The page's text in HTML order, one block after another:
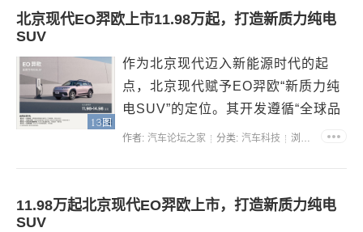
连续多个月力压“蔚小理”三个车企，
北京现代EO羿欧上市11.98万起，打造新质力纯电
SUV
13图
作为北京现代迈入新能源时代的起
点，北京现代赋予EO羿欧“新质力纯
电SUV”的定位。其开发遵循“全球品
质+中国技术”的核心路径，延续全球
EO羿欧为用户提供“安全、驾乘、技
作者: 汽车论坛之家 分类: 汽车科技 浏览:37767
11.98万起北京现代EO羿欧上市，打造新质力纯电
SUV